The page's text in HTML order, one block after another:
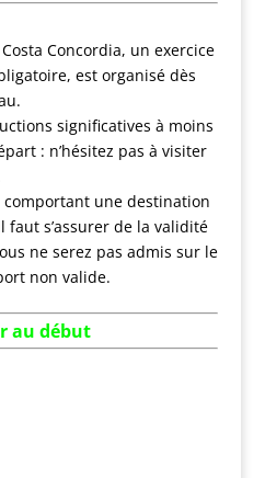
Concordia, un exercice
est organisé dès
significatives à moins
: n’hésitez pas à visiter
une destination
s’assurer de la validité
ne serez pas admis sur le
non valide.
au début